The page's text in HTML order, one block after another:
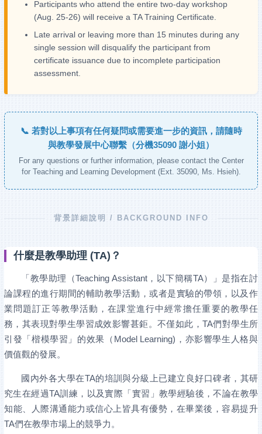
Participants who attend the entire two-day workshop
(Aug. 25-26) will receive a TA Training Certificate.
Late arrival or leaving more than 15 minutes during any
single session will disqualify the participant from
certificate issuance due to incomplete participation
assessment.
📞 若對以上事項有任何疑問或需要進一步的資訊，請隨時
與教學發展中心聯繫（分機35090 謝小姐）
For any questions or further information, please contact the Center
for Teaching and Learning Development (Ext. 35090, Ms. Hsieh).
背景詳細說明 / BACKGROUND INFO
什麼是教學助理 (TA)？
「教學助理（Teaching Assistant，以下簡稱TA）」是指在討
論課程的進行期間的輔助教學活動，或者是實驗的帶領，以及作
業問題訂正等教學活動，在課堂進行中經常擔任重要的教學任
務，其表現對學生學習成效影響甚鉅。不僅如此，TA們對學生所
引發「楷模學習」的效果（Model Learning)，亦影響學生人格與
價值觀的發展。
國內外各大學在TA的培訓與分級上已建立良好口碑者，其研
究生在經過TA訓練，以及實際「實習」教學經驗後，不論在教學
知能、人際溝通能力或信心上皆具有優勢，在畢業後，容易提升
TA們在教學市場上的競爭力。